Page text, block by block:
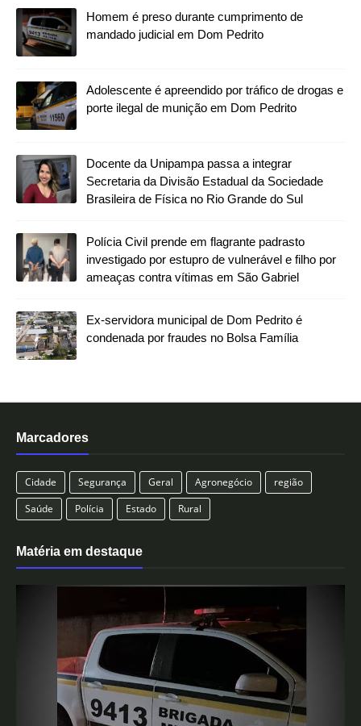
Homem é preso durante cumprimento de
mandado judicial em Dom Pedrito
Adolescente é apreendido por tráfico de drogas e
porte ilegal de munição em Dom Pedrito
Docente da Unipampa passa a integrar
Secretaria da Divisão Estadual da Sociedade
Brasileira de Física no Rio Grande do Sul
Polícia Civil prende em flagrante padrasto
investigado por estupro de vulnerável e filho por
ameaças contra vítimas em São Gabriel
Ex-servidora municipal de Dom Pedrito é
condenada por fraudes no Bolsa Família
Marcadores
Cidade Segurança Geral Agronegócio
região
Saúde
Polícia Estado Rural
Matéria em destaque